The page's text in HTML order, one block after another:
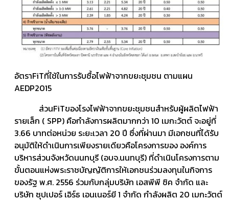
อัตราFiTที่ใช้ในการรับซื้อไฟฟ้าจาก​ขยะ​ชุมชน​ ตามแผน
AEDP2015
ส่วนFiTของโรงไฟฟ้าจากขยะชุมชนสำหรับผู้ผลิตไฟฟ้า
รายเล็ก ( SPP)​ คือกำลังการผลิตมากกว่า 10 เมกะวัตต์ จะอยู่ที่
3.66 บาทต่อหน่วย ระยะเวลา 20 ปี ซึ่งที่ผ่านมา มีเอกชนที่ได้รับ
อนุมัติให้ดำเนินการเพียงรายเดียวคือโครงการของ องค์การ
บริหารส่วนจังหวัดนนทบุรี (อบจ.นนทบุรี) ที่ดำเนินโครงการตาม
ขั้นตอนแห่งพระราชบัญญัติการให้เอกชนร่วมลงทุนในกิจการ
ของรัฐ พ.ศ. 2556 ร่วมกับกลุ่มบริษัท เอสพีพี ซิค จำกัด และ
บริษัท ซุปเปอร์ เอิร์ธ เอนเนอร์ยี 1 จำกัด กำลังผลิต 20 เมกะวัตต์